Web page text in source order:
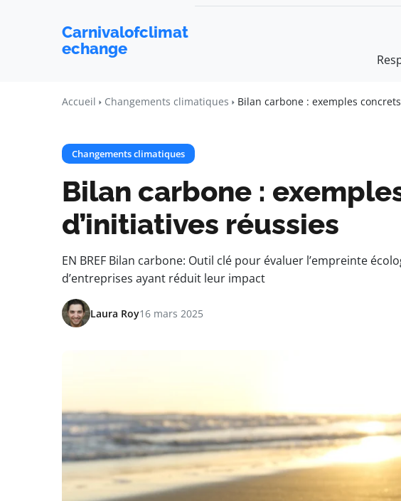
Carnivalofclimat
echange
Accueil Changements climatiques Bilan carbone : exemples
Changements climatiques
Bilan carbone :
d’initiatives réussies
EN BREF Bilan carbone: Outil clé pour évaluer l’empreinte
d’entreprises ayant réduit leur impact
Laura Roy16 mars 2025